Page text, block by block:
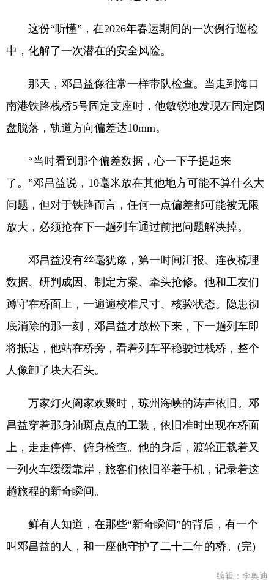
这份“听懂”，在2026年春运期间的一次例行巡检
中，化解了一次潜在的安全风险。
那天，邓昌益像往常一样带队检查。当走到海口
南港铁路栈桥5号固定支座时，他敏锐地发现左固定圆
盘脱落，轨道方向偏差达10mm。
“当时看到那个偏差数据，心一下子提起来
了。”邓昌益说，10毫米放在其他地方可能不算什么大
问题，但对于铁路而言，任何一点偏差都可能被无限
放大，必须抢在下一趟列车通过前把问题解决掉。
邓昌益没有丝毫犹豫，第一时间汇报、连夜梳理
数据、研判成因、制定方案、牵头抢修。他和工友们
蹲守在桥面上，一遍遍校准尺寸、核验状态。隐患彻
底消除的那一刻，邓昌益才放松下来，下一趟列车即
将抵达，他站在桥旁，看着列车平稳驶过栈桥，整个
人像卸了块大石头。
万家灯火阖家欢聚时，琼州海峡的涛声依旧。邓
昌益穿着那身油斑点点的工装，依旧准时出现在桥面
上，走走停停、俯身检查。他的身后，渡轮正载着又
一列火车缓缓靠岸，旅客们依旧举着手机，记录着这
趟旅程的新奇瞬间。
鲜有人知道，在那些“新奇瞬间”的背后，有一个
叫邓昌益的人，和一座他守护了二十二年的桥。(完)
编辑：李奥迪